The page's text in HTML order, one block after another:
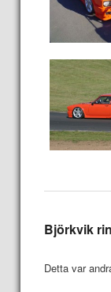
Björkvik
Detta var